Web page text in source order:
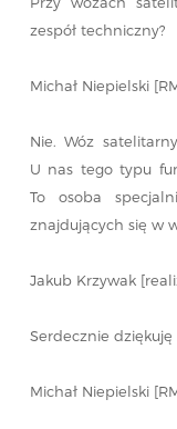
zespół techniczny?
Michał Niepielski
Nie. Wóz
U nas tego typu
To osoba
znajdujących się w
Jakub Krzywak
Serdecznie
Michał Niepielski